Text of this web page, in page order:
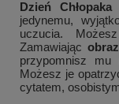
Dzień Chłopaka
jedynemu,
uczucia.
Zamawiając
przypomnisz mu
Możesz je
cytatem,